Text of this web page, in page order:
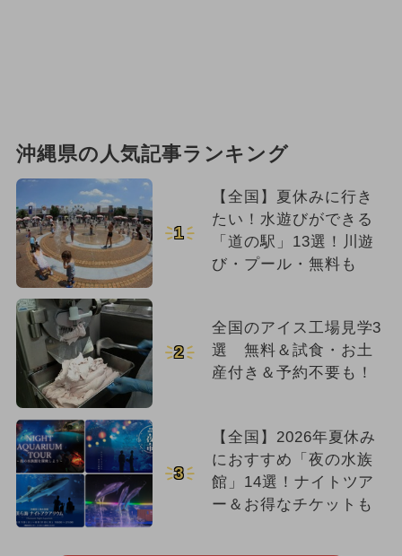
沖縄県の人気記事ランキング
1
【全国】夏休みに行き
たい！水遊びができる
「道の駅」13選！川遊
び・プール・無料も
2
全国のアイス工場見学3
選 無料＆試食・お土
産付き＆予約不要も！
3
【全国】2026年夏休み
におすすめ「夜の水族
館」14選！ナイトツア
ー＆お得なチケットも